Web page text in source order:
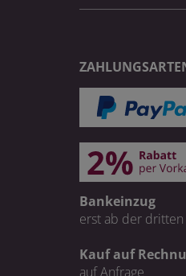
Bankeinzug
erst ab der
Kauf auf
auf Anfrage